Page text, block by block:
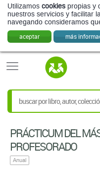
Utilizamos cookies propias y
nuestros servicios y facilitar
navegando consideramos
aceptar más
PRÁCTICUM DEL
PROFESORADO
Anual